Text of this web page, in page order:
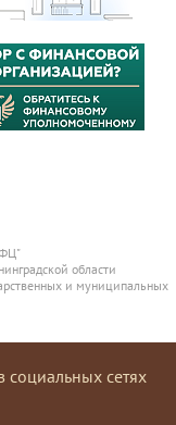
области
и муниципальных
сетях